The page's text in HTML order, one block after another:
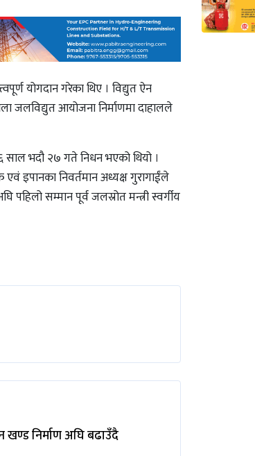
योगदान गरेका थिए । विद्युत ऐन
जलविद्युत आयोजना निर्माणमा दाहालले
साल भदौ २७ गते निधन भएको थियो ।
एवं इपानका निवर्तमान अध्यक्ष गुरागाईंले
सम्मान पूर्व जलस्रोत मन्त्री स्वर्गीय
निर्माण अघि बढाउँदै